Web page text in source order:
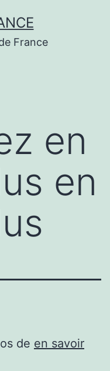
France
en
en
de en savoir